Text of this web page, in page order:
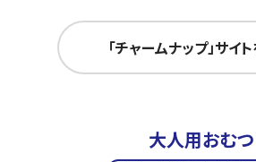
「チャームナップ」サイ
大人用おむつ